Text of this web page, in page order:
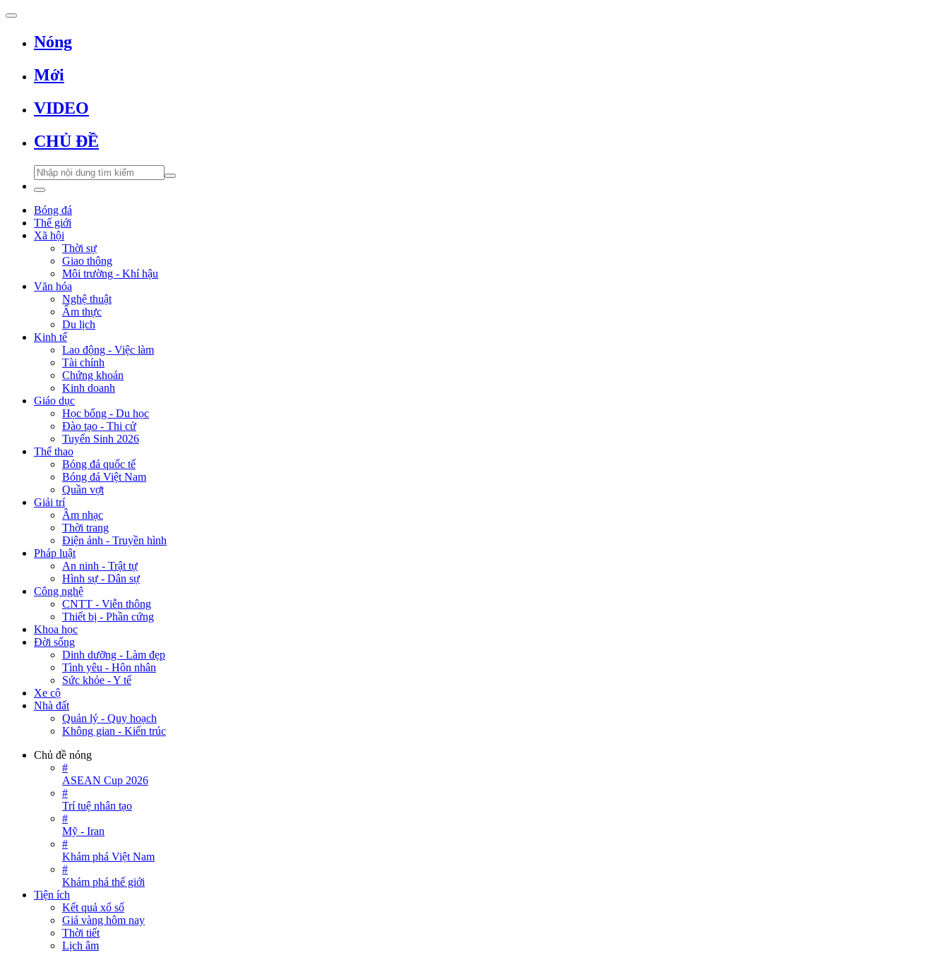
Nóng
Mới
VIDEO
CHỦ ĐỀ
Bóng đá
Thế giới
Xã hội
Thời sự
Giao thông
Môi trường - Khí hậu
Văn hóa
Nghệ thuật
Ẩm thực
Du lịch
Kinh tế
Lao động - Việc làm
Tài chính
Chứng khoán
Kinh doanh
Giáo dục
Học bổng - Du học
Đào tạo - Thi cử
Tuyển Sinh 2026
Thể thao
Bóng đá quốc tế
Bóng đá Việt Nam
Quần vợt
Giải trí
Âm nhạc
Thời trang
Điện ảnh - Truyền hình
Pháp luật
An ninh - Trật tự
Hình sự - Dân sự
Công nghệ
CNTT - Viễn thông
Thiết bị - Phần cứng
Khoa học
Đời sống
Dinh dưỡng - Làm đẹp
Tình yêu - Hôn nhân
Sức khỏe - Y tế
Xe cộ
Nhà đất
Quản lý - Quy hoạch
Không gian - Kiến trúc
Chủ đề nóng
#
ASEAN Cup 2026
#
Trí tuệ nhân tạo
#
Mỹ - Iran
#
Khám phá Việt Nam
#
Khám phá thế giới
Tiện ích
Kết quả xổ số
Giá vàng hôm nay
Thời tiết
Lịch âm